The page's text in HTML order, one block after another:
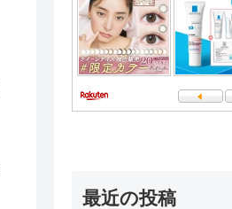
最近の投稿